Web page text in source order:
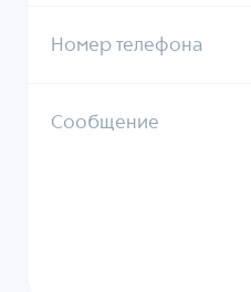
Номер телефона
Сообщение